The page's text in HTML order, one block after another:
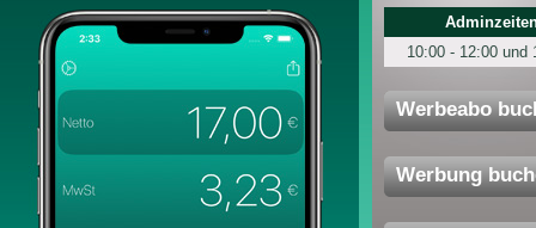
10:00 - 12:00 und
Werbeabo
Werbung